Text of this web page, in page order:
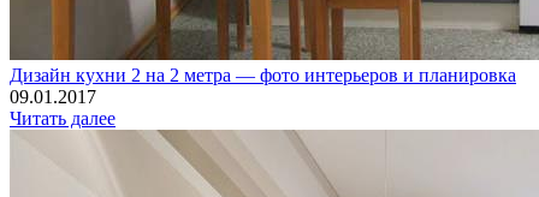
Дизайн кухни 2 на 2 метра — фото интерьеров и планировка
09.01.2017
Читать далее